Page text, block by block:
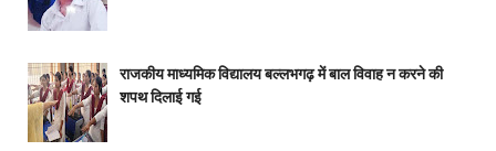
राजकीय माध्यमिक विद्यालय बल्लभगढ़ में बाल विवाह न करने की
शपथ दिलाई गई